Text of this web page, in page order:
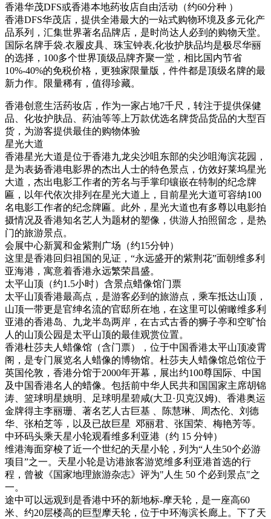
香港华茂DFS或香港本地药妆店自由活动（约60分种 ）
香港DFS华茂店，提供全港最大的一站式购物环境及多元化产
品系列，汇集世界著名品牌店，是时尚达人必到的购物天堂。
国际名牌手袋.衣履皮具、珠宝钟表,化妆护肤品均是极尽华丽
的选择，100多个世界顶级品牌齐聚一堂，相比国内节省
10%-40%的免税价格，更独家限量版，件件都是顶级名牌的最
新力作。限量稀有，值得珍藏。
香港创意生活药妆店，作为一家占地7千尺，转注于提供保健
品、化妆护肤品、药油等等上万款优选名牌货品货品的大型百
货，为游客提供最佳的购物体验
星光大道
香港星光大道是位于香港九龙尖沙咀东部的尖沙咀海滨花园，
是为表扬香港电影界的杰出人士的特色景点，仿效好莱坞星光
大道，杰出电影工作者的芳名与手掌印镶嵌在特制的纪念牌
匾，以年代依次排列在星光大道上，目前星光大道可容纳100
名电影工作者的纪念牌匾。此外，星光大道也有多尊以电影拍
摄情况及香港知名艺人为题材的塑像，供游人拍照留念，是热
门的旅游景点。
会展中心新翼和金紫荆广场（约15分钟）
这里是香港回归祖国的见证，“永远盛开的紫荆花”面朝维多利
亚海港，寓意着香港永远繁荣昌盛。
太平山顶（约1.5小时）含景点蜡像馆门票
太平山顶香港最高点，是游客必到的旅游点，乘车抵达山顶，
山顶一带更是官绅名流的官邸所在地，在这里可以俯瞰维多利
亚港的香港岛、九龙半岛两岸，在古式古香的狮子亭和空旷怡
人的山顶公园是太平山顶的最佳观赏位置。
香港杜莎夫人蜡像馆（含门票），位于中国香港太平山顶凌霄
阁，是专门展览名人蜡像的博物馆。杜莎夫人蜡像馆总馆位于
英国伦敦，香港分馆于2000年开幕，展出约100尊国际、中国
及中国香港名人的蜡像。包括前中华人民共和国国家主席胡锦
涛、篮球明星姚明、足球明星碧咸(大卫·贝克汉姆)、香港奥运
金牌得主李丽珊、著名艺人古巨基 、陈慧琳、周杰伦、刘德
华、张柏芝等，以及已故巨星 邓丽君、张国荣、梅艳芳等。
中环码头乘天星小轮观看维多利亚港（约 15 分钟）
维港海面穿梭了近一个世纪的天星小轮，列为“人生50个必游
项目”之一。天星小轮是访港旅客游览维多利亚港首选的行
程，曾被《国家地理旅游杂志》评为"人生 50 个必到景点"之
一。
途中可以远观到是香港中环的新地标-摩天轮，是一座高60
米、约20层楼高的巨型摩天轮，位于中环海滨长廊上。下了天